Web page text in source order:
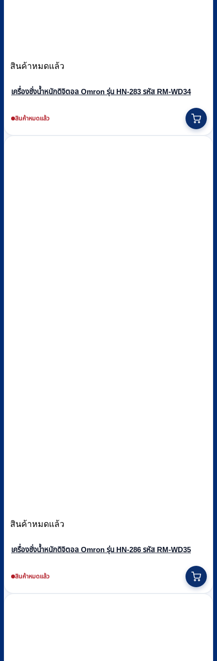
สินค้าหมดแล้ว
เครื่องชั่งน้ำหนักดิจิตอล Omron รุ่น HN-283 รหัส RM-WD34
สินค้าหมดแล้ว
สินค้าหมดแล้ว
เครื่องชั่งน้ำหนักดิจิตอล Omron รุ่น HN-286 รหัส RM-WD35
สินค้าหมดแล้ว